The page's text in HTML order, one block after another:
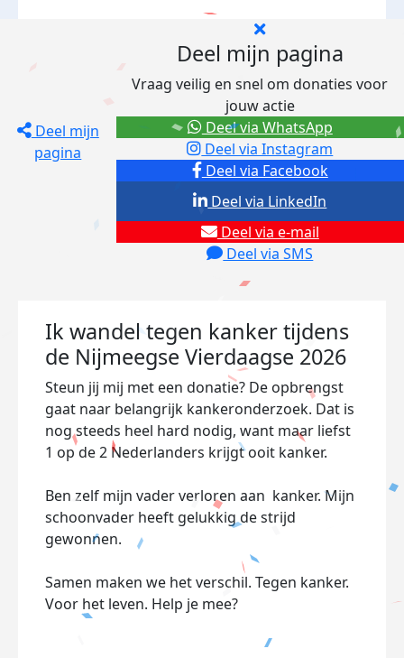
Deel mijn
pagina
Deel mijn pagina
Vraag veilig en snel om donaties voor
jouw actie
Deel via Facebook
Deel via Instagram
Deel via e-mail
Deel via SMS
Deel via LinkedIn
Deel via WhatsApp
Ik wandel tegen kanker tijdens
de Nijmeegse Vierdaagse 2026
Steun jij mij met een donatie? De opbrengst
gaat naar belangrijk kankeronderzoek. Dat is
nog steeds heel hard nodig, want maar liefst
1 op de 2 Nederlanders krijgt ooit kanker.
Ben zelf mijn vader verloren aan kanker. Mijn
schoonvader heeft gelukkig de strijd
gewonnen.
Samen maken we het verschil. Tegen kanker.
Voor het leven. Help je mee?